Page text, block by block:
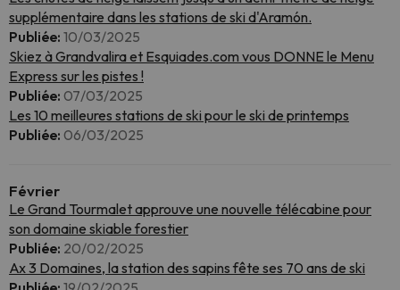
supplémentaire dans les stations de ski d'Aramón.
Publiée: 10/03/2025
Skiez à Grandvalira et Esquiades.com vous DONNE le Menu
Express sur les pistes !
Publiée: 07/03/2025
Les 10 meilleures stations de ski pour le ski de printemps
Publiée: 06/03/2025
Février
Le Grand Tourmalet approuve une nouvelle télécabine pour
son domaine skiable forestier
Publiée: 20/02/2025
Ax 3 Domaines, la station des sapins fête ses 70 ans de ski